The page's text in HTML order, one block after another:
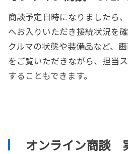
商談予定日時になりましたら
へお入りいただき接続状況を
クルマの状態や装備品など、
をご覧いただきながら、担当
することもできます。
オンライン商談